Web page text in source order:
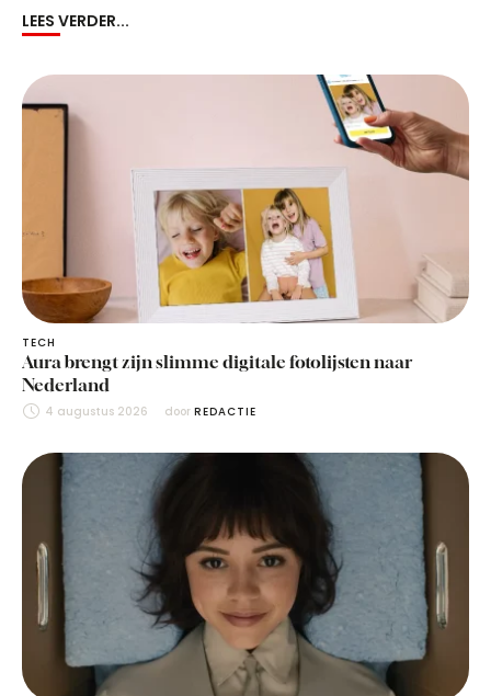
LEES VERDER...
TECH
Aura brengt zijn slimme digitale fotolijsten naar
Nederland
4 augustus 2026 door REDACTIE